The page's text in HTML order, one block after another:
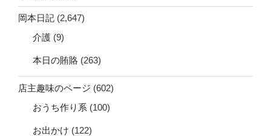
岡本日記 (2,647)
介護 (9)
本日の賄賂 (263)
店主趣味のページ (602)
おうち作り系 (100)
お出かけ (122)